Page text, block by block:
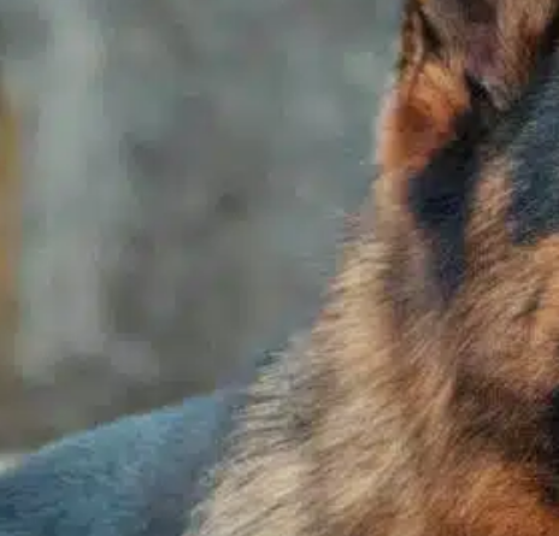
mein Hund so viel
Fell?
Positives Hundetraining
Fällt Ihnen auf, dass Ihr Hund immer mehr
Fell im Haus hat? Da sind Sie nicht allein.
Fellwechsel ist ein natürlicher Vorgang bei
Hunden, aber die Menge kann von Rasse zu
Rasse sehr unterschiedlich sein. Manche
Hunde haaren stark, andere wiederum nur
wenig oder sind hypoallergen. Verschiedene
Faktoren beeinflussen das Haaren, darunter
die Jahreszeit, die…
Find out more